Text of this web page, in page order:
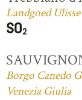
Landgoed
Borgo Canedo
Venezia Giulia